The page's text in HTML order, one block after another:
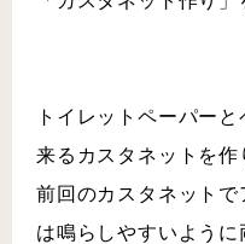
トイレットペーパー
来るカスタネットを作
前回のカスタネット
は鳴らしやすいよう